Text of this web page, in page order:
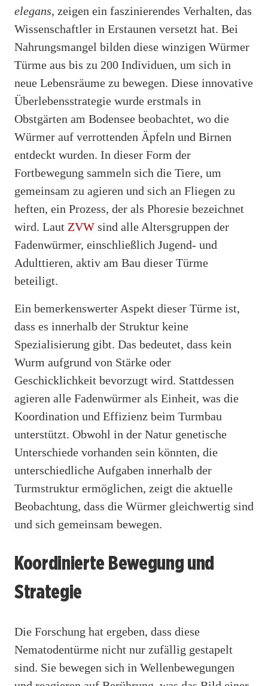
elegans, zeigen ein faszinierendes Verhalten, das
Wissenschaftler in Erstaunen versetzt hat. Bei
Nahrungsmangel bilden diese winzigen Würmer
Türme aus bis zu 200 Individuen, um sich in
neue Lebensräume zu bewegen. Diese innovative
Überlebensstrategie wurde erstmals in
Obstgärten am Bodensee beobachtet, wo die
Würmer auf verrottenden Äpfeln und Birnen
entdeckt wurden. In dieser Form der
Fortbewegung sammeln sich die Tiere, um
gemeinsam zu agieren und sich an Fliegen zu
heften, ein Prozess, der als Phoresie bezeichnet
wird. Laut ZVW sind alle Altersgruppen der
Fadenwürmer, einschließlich Jugend- und
Adulttieren, aktiv am Bau dieser Türme
beteiligt.
Ein bemerkenswerter Aspekt dieser Türme ist,
dass es innerhalb der Struktur keine
Spezialisierung gibt. Das bedeutet, dass kein
Wurm aufgrund von Stärke oder
Geschicklichkeit bevorzugt wird. Stattdessen
agieren alle Fadenwürmer als Einheit, was die
Koordination und Effizienz beim Turmbau
unterstützt. Obwohl in der Natur genetische
Unterschiede vorhanden sein könnten, die
unterschiedliche Aufgaben innerhalb der
Turmstruktur ermöglichen, zeigt die aktuelle
Beobachtung, dass die Würmer gleichwertig sind
und sich gemeinsam bewegen.
Koordinierte Bewegung und
Strategie
Die Forschung hat ergeben, dass diese
Nematodentürme nicht nur zufällig gestapelt
sind. Sie bewegen sich in Wellenbewegungen